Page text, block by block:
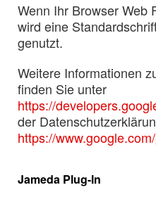
Wenn Ihr Browser Web
wird eine
genutzt.
Weitere Informationen
finden Sie unter
https://
der
https://
Jameda Plug-In